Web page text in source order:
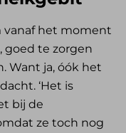
vanaf het moment
goed te zorgen
Want ja, óók het
‘Het is
bij de
ze toch nog